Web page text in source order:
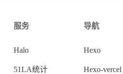
服务
Halo
51LA统计
导航
Hexo
Hexo-vercel